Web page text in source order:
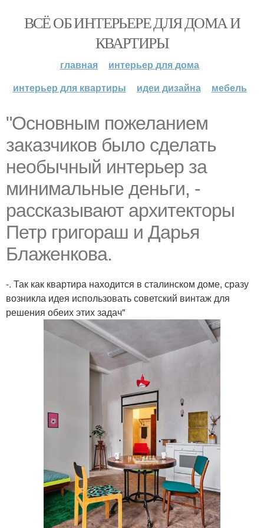
ВСЁ ОБ ИНТЕРЬЕРЕ ДЛЯ ДОМА И
КВАРТИРЫ
главная
интерьер для дома
интерьер для квартиры
идеи дизайна мебель
"Основным пожеланием
заказчиков было сделать
необычный интерьер за
минимальные деньги, -
рассказывают архитекторы
Петр григораш и Дарья
Блаженкова.
-. Так как квартира находится в сталинском доме, сразу
возникла идея использовать советский винтаж для
решения обеих этих задач"